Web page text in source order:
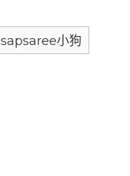
sapsaree小狗